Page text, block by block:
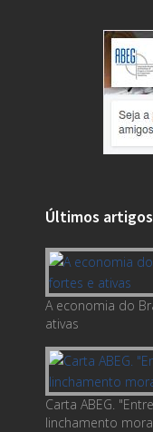
Últimos artigos
A economia do
ativas
Carta ABEG.
linchamento